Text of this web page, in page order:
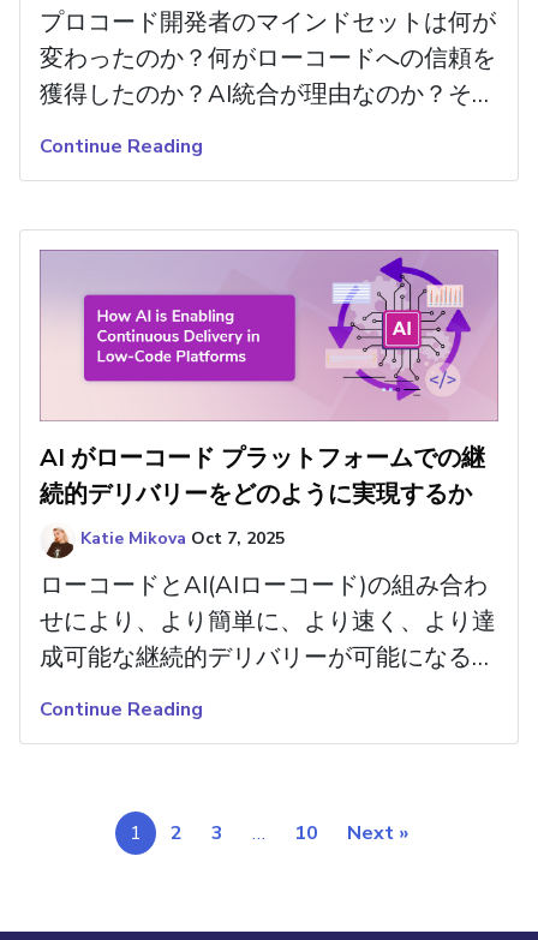
プロコード開発者のマインドセットは何が
変わったのか？何がローコードへの信頼を
獲得したのか？AI統合が理由なのか？それ
Continue Reading
AI がローコード プラットフォームでの継
続的デリバリーをどのように実現するか
Katie Mikova Oct 7, 2025
ローコードとAI(AIローコード)の組み合わ
せにより、より簡単に、より速く、より達
成可能な継続的デリバリーが可能になると
Continue Reading
1 2 3 … 10 Next »